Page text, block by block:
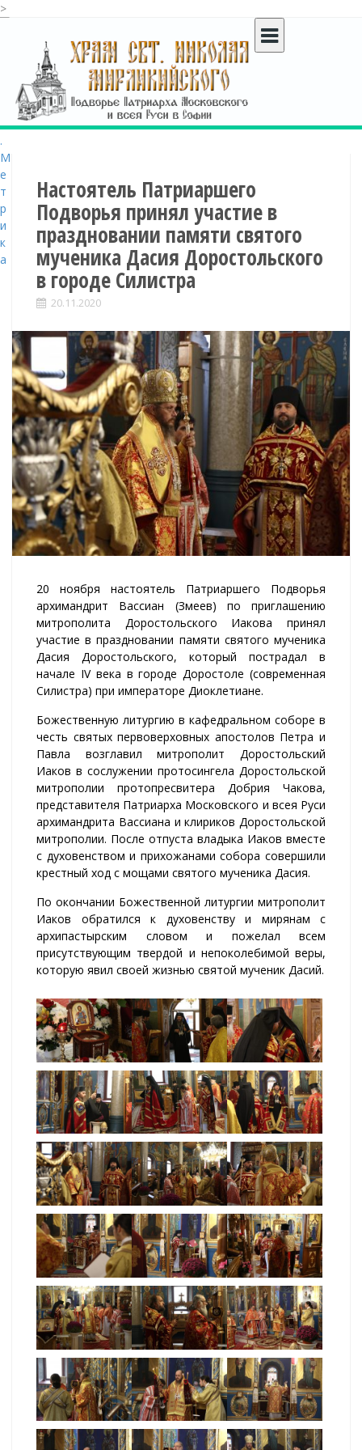
>
c
o
n
t
e
n
t
Настоятель Патриаршего
Подворья принял участие в
праздновании памяти святого
мученика Дасия Доростольского
в городе Силистра
20.11.2020
20 ноября настоятель Патриаршего Подворья
архимандрит Вассиан (Змеев) по приглашению
митрополита Доростольского Иакова принял
участие в праздновании памяти святого мученика
Дасия Доростольского, который пострадал в
начале IV века в городе Доростоле (современная
Силистра) при императоре Диоклетиане.
Божественную литургию в кафедральном соборе в
честь святых первоверховных апостолов Петра и
Павла возглавил митрополит Доростольский
Иаков в сослужении протосингела Доростольской
митрополии протопресвитера Добрия Чакова,
представителя Патриарха Московского и всея Руси
архимандрита Вассиана и клириков Доростольской
митрополии. После отпуста владыка Иаков вместе
с духовенством и прихожанами собора совершили
крестный ход с мощами святого мученика Дасия.
По окончании Божественной литургии митрополит
Иаков обратился к духовенству и мирянам с
архипастырским словом и пожелал всем
присутствующим твердой и непоколебимой веры,
которую явил своей жизнью святой мученик Дасий.